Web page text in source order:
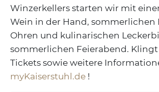
Winzerkellers starten wir mit
Wein in der Hand, sommerlichen
Ohren und kulinarischen
sommerlichen Feierabend.
Tickets sowie weitere
myKaiserstuhl.de !